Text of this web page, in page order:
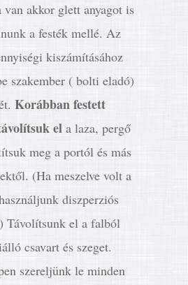
van akkor glett anyagot is
a festék mellé. Az
kiszámításához
szakember ( bolti eladó)
Korábban festett
el a laza, pergő
meg a portól és más
(Ha meszelve volt a
diszperziós
Távolítsunk el a falból
csavart és szeget.
szereljünk le minden